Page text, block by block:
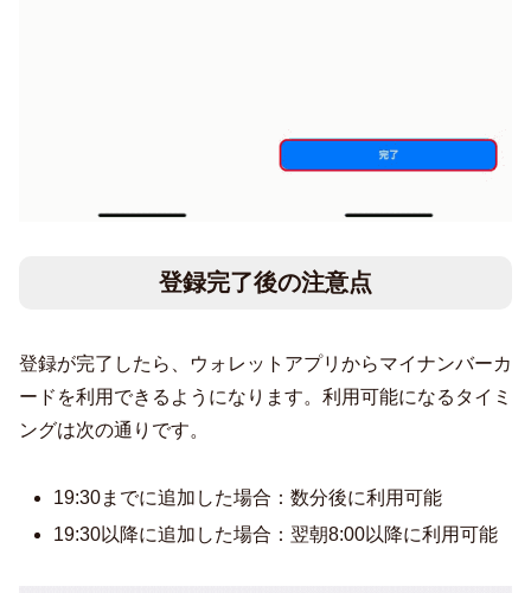
登録完了後の注意点
登録が完了したら、ウォレットアプリからマイナンバーカ
ードを利用できるようになります。利用可能になるタイミ
ングは次の通りです。
19:30までに追加した場合：数分後に利用可能
19:30以降に追加した場合：翌朝8:00以降に利用可能